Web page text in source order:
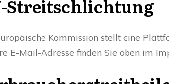
Streitschlichtung
Kommission stellt eine
E-Mail-Adresse finden Sie oben im